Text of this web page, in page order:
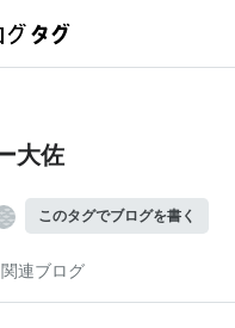
大佐
このタグでブログを書く
関連ブログ